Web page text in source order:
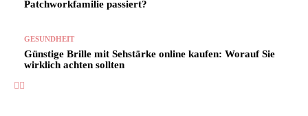
Patchworkfamilie passiert?
GESUNDHEIT
Günstige Brille mit Sehstärke online kaufen: Worauf Sie
wirklich achten sollten